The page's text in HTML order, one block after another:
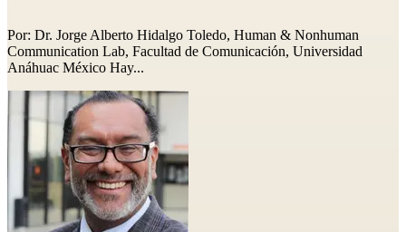
Por: Dr. Jorge Alberto Hidalgo Toledo, Human & Nonhuman
Communication Lab, Facultad de Comunicación, Universidad
Anáhuac México Hay...